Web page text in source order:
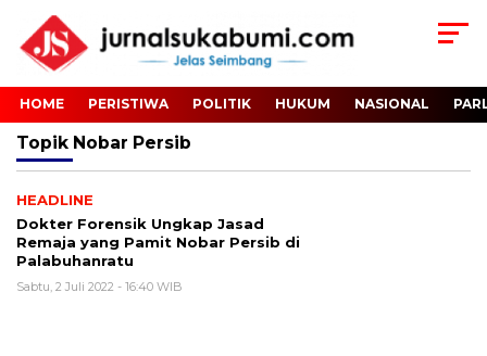
HOME PERISTIWA POLITIK HUKUM NASIONAL
Topik Nobar Persib
HEADLINE
Dokter Forensik Ungkap Jasad
Remaja yang Pamit Nobar Persib di
Palabuhanratu
Sabtu, 2 Juli 2022 - 16:40 WIB